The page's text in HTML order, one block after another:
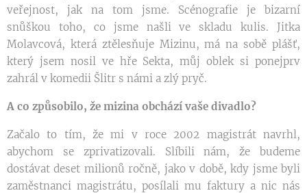
veřejnost, jak na tom jsme. Scénografie je bizarní
snůškou toho, co jsme našli ve skladu kulis. Jitka
Molavcová, která ztělesňuje Mizinu, má na sobě plášť,
který jsem nosil ve hře Sekta, můj oblek si ponejprv
zahrál v komedii Šlitr s námi a zlý pryč.
A co způsobilo, že mizina obchází vaše divadlo?
Začalo to tím, že mi v roce 2002 magistrát navrhl,
abychom se zprivatizovali. Slíbili nám, že budeme
dostávat deset milionů ročně, jako v době, kdy jsme byli
zaměstnanci magistrátu, posílali mu faktury a nic nás